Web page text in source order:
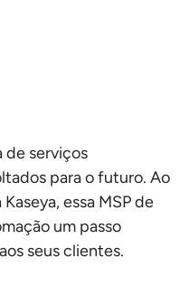
de serviços
para o futuro. Ao
essa MSP de
um passo
seus clientes.